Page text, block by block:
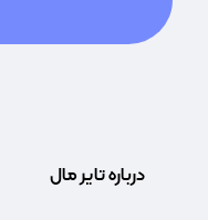
درباره تایر مال